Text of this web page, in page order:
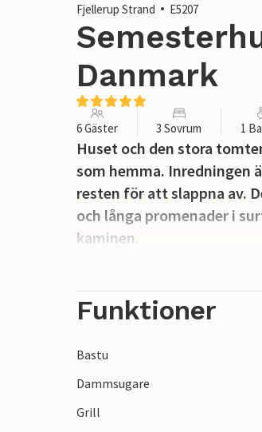
Fjellerup Strand
E5207
Danmark
6 Gäster 3 Sovrum 1
Huset och den stora
som hemma. Inredningen
resten för att slappna av.
och långa promenader i
kaminen.
Funktioner
Bastu
Dammsugare
Grill